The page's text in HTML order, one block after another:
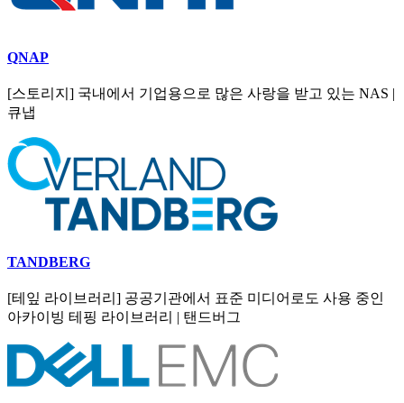
QNAP
[스토리지] 국내에서 기업용으로 많은 사랑을 받고 있는 NAS |
큐냅
TANDBERG
[테잎 라이브러리] 공공기관에서 표준 미디어로도 사용 중인
아카이빙 테핑 라이브러리 | 탠드버그